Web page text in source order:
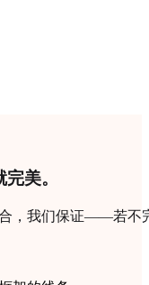
美。
合，我们保证——若不